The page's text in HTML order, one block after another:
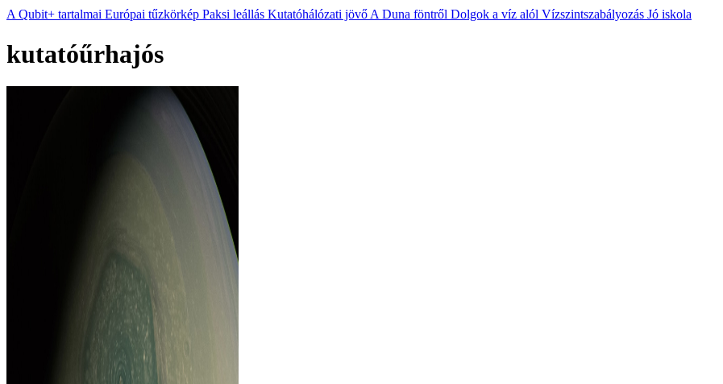
A Qubit+ tartalmai Európai tűzkörkép Paksi leállás Kutatóhálózati jövő A Duna föntről Dolgok a víz alól Vízszintszabályozás Jó iskola
kutatóűrhajós